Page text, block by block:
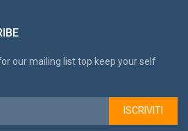
our mailing list top keep your self
ISCRIVITI